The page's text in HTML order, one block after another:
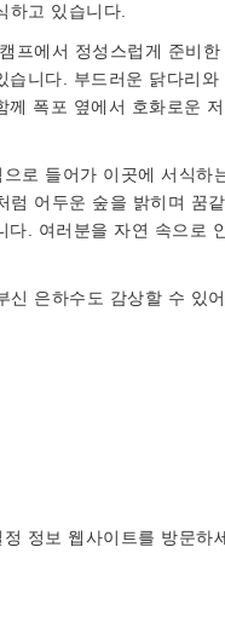
고 있습니다.
프에서 정성스럽게 준비
니다. 부드러운 닭다리
폭포 옆에서 호화로운
로 들어가 이곳에 서식하
어두운 숲을 밝히며 꿈
. 여러분을 자연 속으로
은하수도 감상할 수 있
정보 웹사이트를 방문하